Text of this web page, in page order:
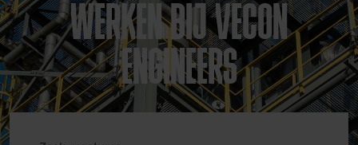
WERKEN BIJ VECON
ENGINEERS